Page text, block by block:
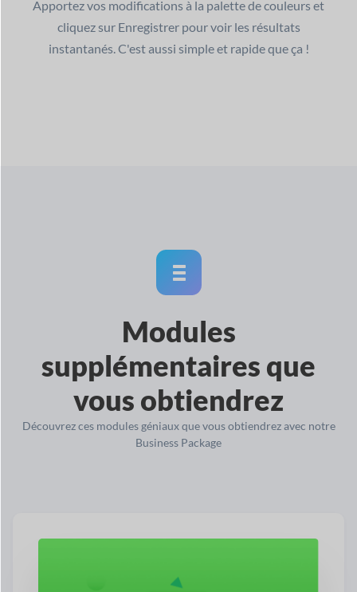
Apportez vos modifications à la palette de couleurs et
cliquez sur Enregistrer pour voir les résultats
instantanés. C'est aussi simple et rapide que ça !
Modules
supplémentaires que
vous obtiendrez
Découvrez ces modules géniaux que vous obtiendrez avec notre
Business Package